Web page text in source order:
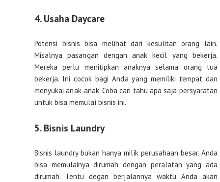
4. Usaha Daycare
Potensi bisnis bisa melihat dari kesulitan orang lain.
Misalnya pasangan dengan anak kecil yang bekerja.
Mereka perlu menitipkan anaknya selama orang tua
bekerja. Ini cocok bagi Anda yang memiliki tempat dan
menyukai anak-anak. Coba cari tahu apa saja persyaratan
untuk bisa memulai bisnis ini.
5. Bisnis Laundry
Bisnis laundry bukan hanya milik perusahaan besar. Anda
bisa memulainya dirumah dengan peralatan yang ada
dirumah. Tentu degan berjalannya waktu Anda akan